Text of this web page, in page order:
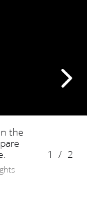
the
1 / 2